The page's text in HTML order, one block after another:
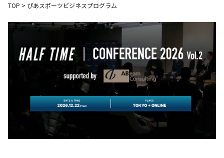
TOP > ぴあスポーツビジネスプログラム